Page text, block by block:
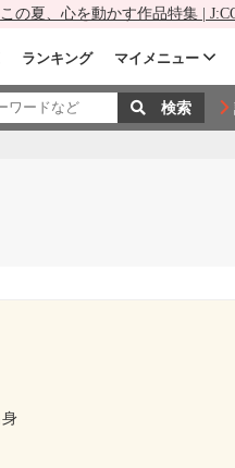
この夏、心を動かす作品特集 |
ランキング マイメニュー